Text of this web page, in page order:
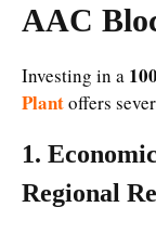
AAC
Investing in a
Plantoffers
1.
Regional